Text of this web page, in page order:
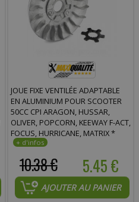
JOUE FIXE VENTILÉE ADAPTABLE
EN ALUMINIUM POUR SCOOTER
50CC CPI ARAGON, HUSSAR,
OLIVER, POPCORN, KEEWAY F-ACT,
FOCUS, HURRICANE, MATRIX *
PRIX SPÉCIAL !
5.45 €
10.38 €
AJOUTER AU PANIER